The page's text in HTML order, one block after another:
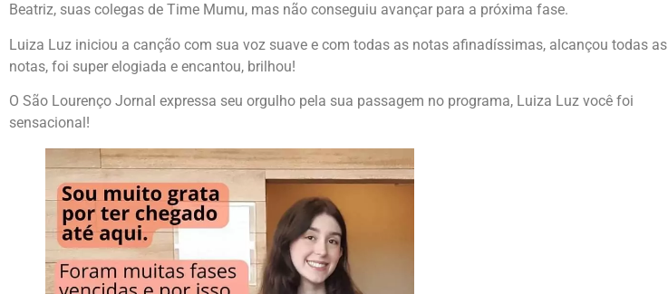
Beatriz, suas colegas de Time Mumu, mas não conseguiu avançar para a próxima fase.
Luiza Luz iniciou a canção com sua voz suave e com todas as notas afinadíssimas, alcançou todas as
notas, foi super elogiada e encantou, brilhou!
O São Lourenço Jornal expressa seu orgulho pela sua passagem no programa, Luiza Luz você foi
sensacional!